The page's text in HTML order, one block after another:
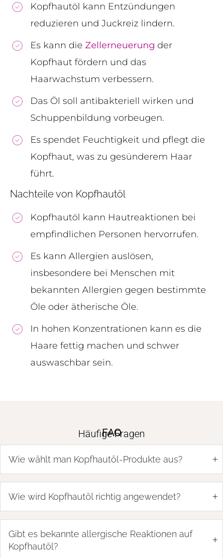
Kopfhautöl kann Entzündungen
reduzieren und Juckreiz lindern.
Es kann die Zellerneuerung der
Kopfhaut fördern und das
Haarwachstum verbessern.
Das Öl soll antibakteriell wirken und
Schuppenbildung vorbeugen.
Es spendet Feuchtigkeit und pflegt die
Kopfhaut, was zu gesünderem Haar
führt.
Nachteile von Kopfhautöl
Kopfhautöl kann Hautreaktionen bei
empfindlichen Personen hervorrufen.
Es kann Allergien auslösen,
insbesondere bei Menschen mit
bekannten Allergien gegen bestimmte
Öle oder ätherische Öle.
In hohen Konzentrationen kann es die
Haare fettig machen und schwer
auswaschbar sein.
FAQ
Häufige Fragen
Wie wählt man Kopfhautöl-Produkte aus? +
Wie wird Kopfhautöl richtig angewendet? +
Gibt es bekannte allergische Reaktionen auf
Kopfhautöl?
+